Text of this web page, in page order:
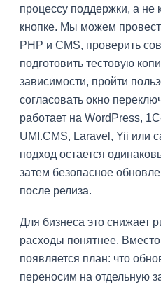
процессу поддержки, а не
кнопке. Мы можем
PHP и CMS, проверить
подготовить тестовую
зависимости, пройти
согласовать окно
работает на WordPress,
UMI.CMS, Laravel, Yii или
подход остается
затем безопасное
после релиза.
Для бизнеса это снижает
расходы понятнее.
появляется план: что
переносим на отдельную